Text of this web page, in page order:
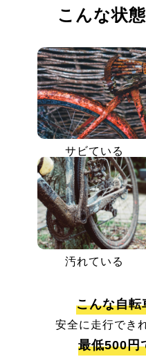
こんな状
サビている
汚れている
こんな自転
安全に走行でき
最低500円